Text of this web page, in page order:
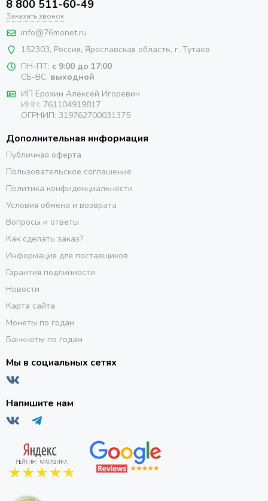
8 800 511-60-49
Заказать звонок
info@76monet.ru
152303, Россия, Ярославская область, г. Тутаев
ПН-ПТ: с 9:00 до 17:00
СБ-ВС: выходной
ИП Ерохин Алексей Игоревич
ИНН: 761104919817
ОГРНИП: 319762700031375
Дополнительная информация
Публичная оферта
Пользовательское соглашение
Политика конфиденциальности
Условия обмена и возврата
Вопросы и ответы
Как сделать заказ?
Информация для поставщиков
Гарантия подлинности
Новости
Карта сайта
Монеты по годам
Банкноты по годам
Мы в социальных сетях
Напишите нам